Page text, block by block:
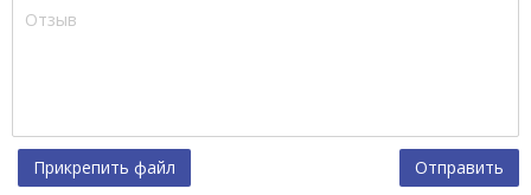
Прикрепить файл Отправить